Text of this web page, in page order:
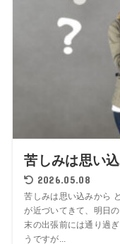
苦しみは思い
2026.05.08
苦しみは思い込みから
が近づいてきて、明日
末の出張前には通り過
うですが...